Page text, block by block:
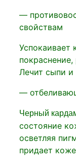
—
свойствам
Успокаивает
Лечит сыпи и
—
Черный
состояние
осветляя
придает